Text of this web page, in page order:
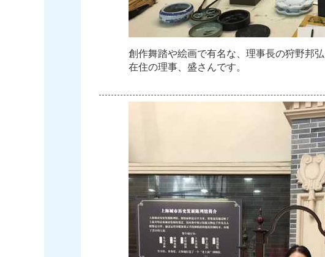
創作舞踏や絵画で有名な 理事長の狩野邦弘
在住の理事 盛さ んです。